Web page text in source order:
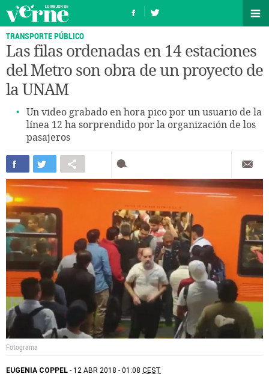
TRANSPORTE PÚBLICO
Las filas ordenadas en 14 estaciones
del Metro son obra de un proyecto de
la UNAM
Un video grabado en hora pico por un usuario de la
línea 12 ha sorprendido por la organización de los
pasajeros
Fotograma
EUGENIA COPPEL 12 ABR 2018 - 01:08 CEST